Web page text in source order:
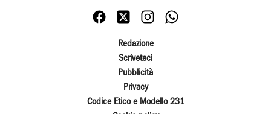
Redazione
Scriveteci
Pubblicità
Privacy
Codice Etico e Modello 231